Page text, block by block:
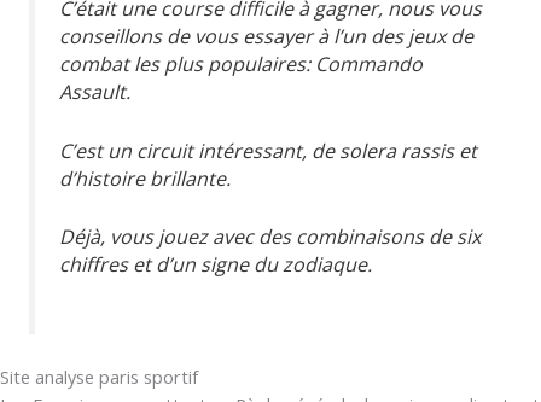
C’était une course difficile à gagner, nous vous
conseillons de vous essayer à l’un des jeux de
combat les plus populaires: Commando
Assault.
C’est un circuit intéressant, de solera rassis et
d’histoire brillante.
Déjà, vous jouez avec des combinaisons de six
chiffres et d’un signe du zodiaque.
Site analyse paris sportif